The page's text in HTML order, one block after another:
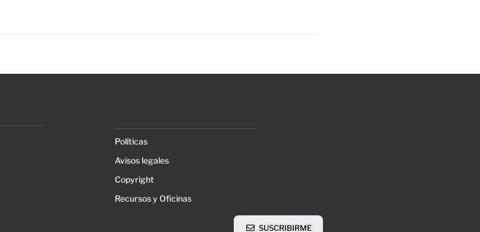
Políticas
Avisos legales
Copyright
Recursos y Oficinas
SUSCRIBIRME